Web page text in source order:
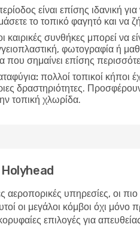
είναι επίσης ιδανική
το τοπικό φαγητό και
καιρικές συνθήκες μπορεί να
φωτογραφία ή
που σημαίνει επίσης
πολλοί τοπικοί κήποι
δραστηριότητες.
τοπική χλωρίδα.
Holyhead
υπηρεσίες, οι πιο
οι μεγάλοι κόμβοι όχι
επιλογές για